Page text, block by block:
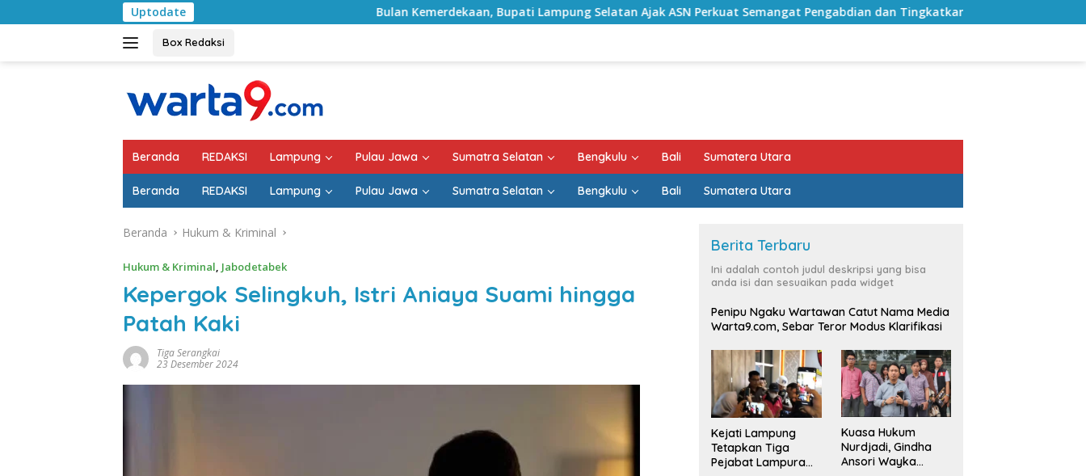
ke
Uptodate Bulan Kemerdekaan, Bupati Lampung Selatan Ajak ASN Perkuat Semangat Pengabdian dan Tingkatkan Pelayanan Publik
Box Redaksi
Beranda REDAKSI Lampung Pulau Jawa Sumatra Selatan Bengkulu Bali Sumatera Utara
Beranda REDAKSI Lampung Pulau Jawa Sumatra Selatan Bengkulu Bali Sumatera Utara
Beranda Hukum & Kriminal
Hukum & Kriminal, Jabodetabek
Kepergok Selingkuh, Istri Aniaya Suami hingga
Patah Kaki
Tiga Serangkai
23 Desember 2024
Berita Terbaru
Ini adalah contoh judul deskripsi yang bisa
anda isi dan sesuaikan pada widget
Penipu Ngaku Wartawan Catut Nama Media
Warta9.com, Sebar Teror Modus Klarifikasi
Kejati Lampung
Tetapkan Tiga
Pejabat Lampura
Kuasa Hukum
Nurdjadi, Gindha
Ansori Wayka